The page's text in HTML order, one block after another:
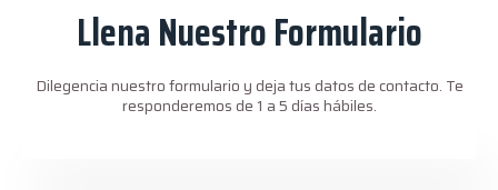
Llena Nuestro Formulario
Dilegencia nuestro formulario y deja tus datos de contacto. Te
responderemos de 1 a 5 días hábiles.